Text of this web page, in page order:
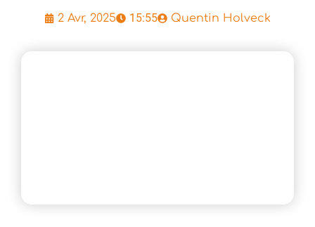
2 Avr, 2025 15:55 Quentin Holveck